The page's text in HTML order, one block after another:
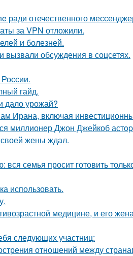
ради отечественного
за VPN отложили.
и болезней.
вызвали обсуждения в соцсетях.
гайд.
дало урожай?
Ирана, включая
миллионер Джон Джейкоб
своей жены ждал.
семья просит готовить
использовать.
медицине, и его
следующих участниц:
отношений между